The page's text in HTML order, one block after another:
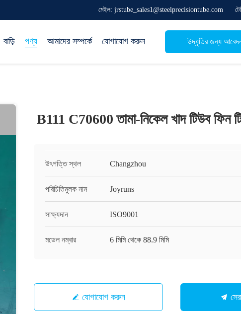
মেইল: jrstube_sales1@steelprecisiontube.com
বাড়ি পণ্য আমাদের সম্পর্কে যোগাযোগ করুন উদ্ধৃতির জন্য
B111 C70600 তামা-নিকেল খাদ টিউব ফিন
উৎপত্তি স্থল Changzhou
পরিচিতিমুলক নাম Joyruns
সাক্ষ্যদান ISO9001
মডেল নম্বার 6 মিমি থেকে 88.9 মিমি
যোগাযোগ করুন